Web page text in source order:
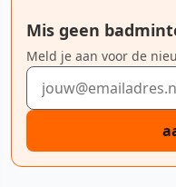
Mis geen
Meld je aan voor de
E-mailadres